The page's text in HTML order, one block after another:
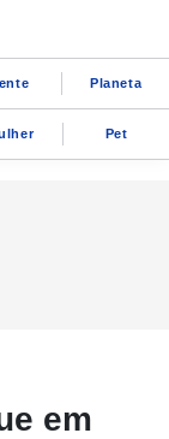
Planeta
Pet
em